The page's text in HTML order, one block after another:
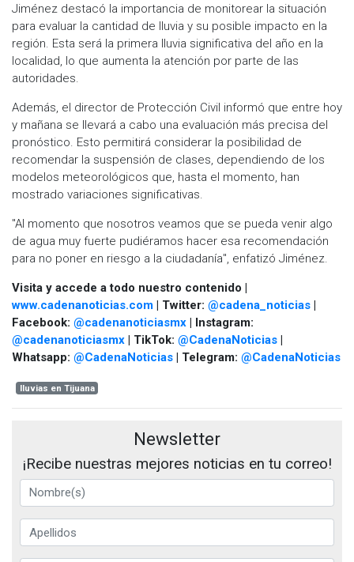
Jiménez destacó la importancia de monitorear la situación
para evaluar la cantidad de lluvia y su posible impacto en la
región. Esta será la primera lluvia significativa del año en la
localidad, lo que aumenta la atención por parte de las
autoridades.
Además, el director de Protección Civil informó que entre hoy
y mañana se llevará a cabo una evaluación más precisa del
pronóstico. Esto permitirá considerar la posibilidad de
recomendar la suspensión de clases, dependiendo de los
modelos meteorológicos que, hasta el momento, han
mostrado variaciones significativas.
"Al momento que nosotros veamos que se pueda venir algo
de agua muy fuerte pudiéramos hacer esa recomendación
para no poner en riesgo a la ciudadanía", enfatizó Jiménez.
Visita y accede a todo nuestro contenido |
www.cadenanoticias.com | Twitter: @cadena_noticias |
Facebook: @cadenanoticiasmx | Instagram:
@cadenanoticiasmx | TikTok: @CadenaNoticias |
Whatsapp: @CadenaNoticias | Telegram: @CadenaNoticias
lluvias en Tijuana
Newsletter
¡Recibe nuestras mejores noticias en tu correo!